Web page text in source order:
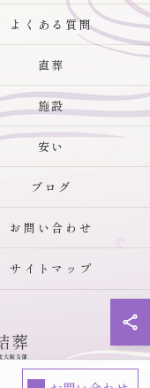
よくある質問
直葬
施設
安い
ブログ
お問い合わせ
サイトマップ